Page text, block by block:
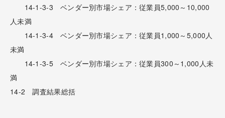
14-1-3-3 ベンダー別市場シェア：従業員5,000～10,000
人未満
14-1-3-4 ベンダー別市場シェア：従業員1,000～5,000人
未満
14-1-3-5 ベンダー別市場シェア：従業員300～1,000人未
満
14-2 調査結果総括